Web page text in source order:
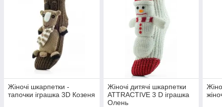
Жіночі шкарпетки -
тапочки іграшка 3D Козеня
Жіночі дитячі шкарпетки
ATTRACTIVE 3 D іграшка
Олень